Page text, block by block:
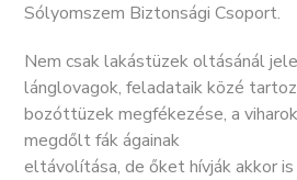
Sólyomszem Biztonsági Csoport.
Nem csak lakástüzek oltásánál
lánglovagok, feladataik közé
bozóttüzek megfékezése, a
megdőlt fák ágainak
eltávolítása, de őket hívják akkor